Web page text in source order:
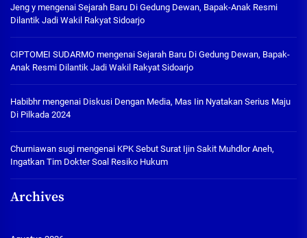
Jeng y mengenai Sejarah Baru Di Gedung Dewan, Bapak-Anak Resmi
Dilantik Jadi Wakil Rakyat Sidoarjo
CIPTOMEI SUDARMO mengenai Sejarah Baru Di Gedung Dewan, Bapak-
Anak Resmi Dilantik Jadi Wakil Rakyat Sidoarjo
Habibhrmengenai Diskusi Dengan Media, Mas Iin Nyatakan Serius Maju
Di Pilkada 2024
Churniawan sugi mengenai KPK Sebut Surat Ijin Sakit Muhdlor Aneh,
Ingatkan Tim Dokter Soal Resiko Hukum
Archives